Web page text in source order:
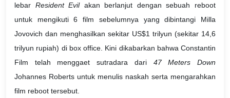
lebar Resident Evilakan berlanjut dengan sebuah reboot
untuk mengikuti 6 film sebelumnya yang dibintangi Milla
Jovovich dan menghasilkan sekitar US$1 trilyun (sekitar 14,6
trilyun rupiah) di box office. Kini dikabarkan bahwa Constantin
Film telah menggaet sutradara dari 47 Meters Down
Johannes Roberts untuk menulis naskah serta mengarahkan
film reboot tersebut.